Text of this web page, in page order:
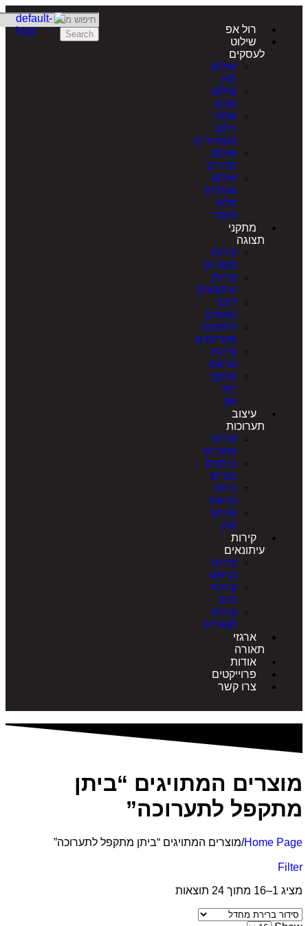
רול אפ
שילוט
לעסקים
שילוט
שילוט
שלטי
ותמרורים
שילוט
חדרים
שילוט
ואותיות
מתקני
קירות
מוארים
קירות
עיתונאים
דוכני
נואמים
דלפקים
ופודיומים
קירות
מתקני
עיצוב
תערוכות
קירות
מוארים
ביתנים
ביתני
אירועי
קירות
עיתונאים
קירות
קירות
קירות
מוארים
ארגזי
תאורה
אודות
פרוייקטים
צרו קשר
Search
המתויגים “ביתן
לתערוכה”
Home
/מוצרים המתויגים “ביתן מתקפל לתערוכה”